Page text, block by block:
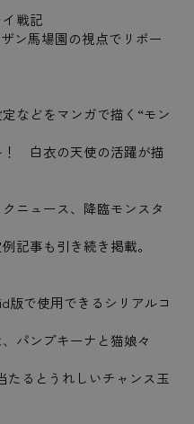
戦記
ン馬場園の視点でリポー
などをマンガで描く“モン
！ 白衣の天使の活躍が描
ニュース、降臨モンスタ
記事も引き続き掲載。
版で使用できるシリアルコ
パンプキーナと猫娘々
たるとうれしいチャンス玉